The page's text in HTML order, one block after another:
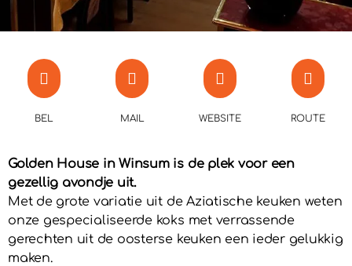
BEL MAIL WEBSITE ROUTE
Golden House in Winsum is de plek voor een
gezellig avondje uit.
Met de grote variatie uit de Aziatische keuken weten
onze gespecialiseerde koks met verrassende
gerechten uit de oosterse keuken een ieder gelukkig
maken.